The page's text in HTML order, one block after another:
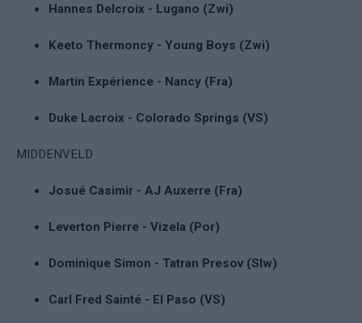
Hannes Delcroix - Lugano (Zwi)
Keeto Thermoncy - Young Boys (Zwi)
Martin Expérience - Nancy (Fra)
Duke Lacroix - Colorado Springs (VS)
MIDDENVELD
Josué Casimir - AJ Auxerre (Fra)
Leverton Pierre - Vizela (Por)
Dominique Simon - Tatran Presov (Slw)
Carl Fred Sainté - El Paso (VS)